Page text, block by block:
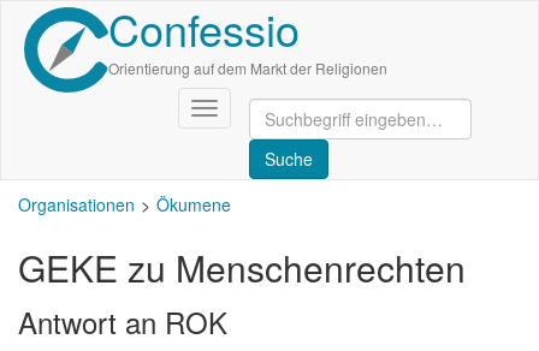
Direkt
zum
Inhalt
Confessio
Orientierung auf dem Markt der Religionen
Navigation
aktivieren/deaktivieren
Organisationen Ökumene
GEKE zu Menschenrechten
Antwort an ROK